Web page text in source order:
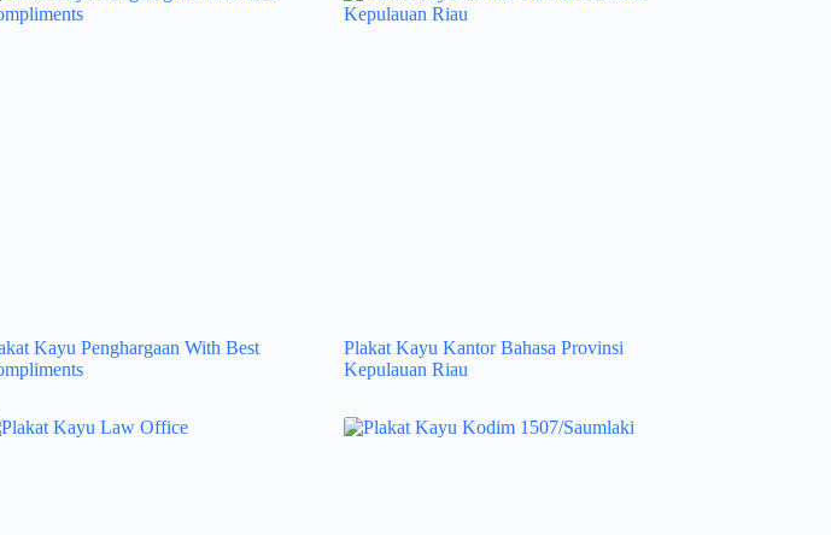
Kayu Penghargaan With Best
Plakat Kayu Kantor Bahasa Provinsi
Kepulauan Riau